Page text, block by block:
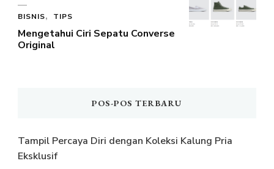
BISNIS TIPS
Mengetahui Ciri Sepatu Converse
Original
POS-POS TERBARU
Tampil Percaya Diri dengan Koleksi Kalung Pria
Eksklusif